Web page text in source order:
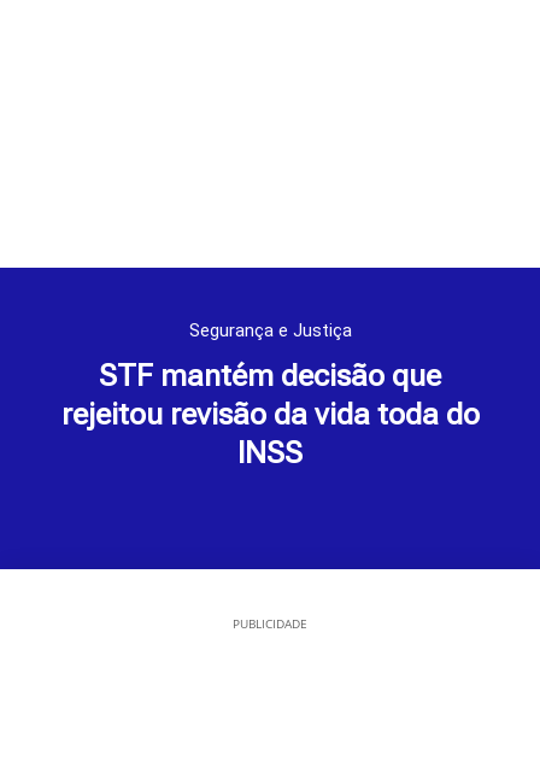
Segurança e Justiça
STF mantém decisão que
rejeitou revisão da vida toda do
INSS
PUBLICIDADE